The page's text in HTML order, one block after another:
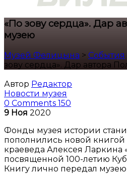
«По зову сердца». Дар
музею
Музей Фелицына > События
зову сердца». Дар автора
Автор Редактор
Новости музея
0 Comments 150
9 Ноя 2020
Фонды музея истории
пополнились новой книгой
краеведа Алексея Ларкина
посвященной 100-летию
Книгу лично передал музею